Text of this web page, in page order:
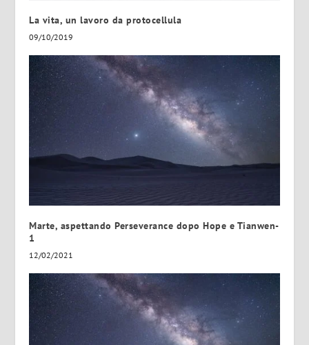
La vita, un lavoro da protocellula
09/10/2019
Marte, aspettando Perseverance dopo Hope e Tianwen-
1
12/02/2021